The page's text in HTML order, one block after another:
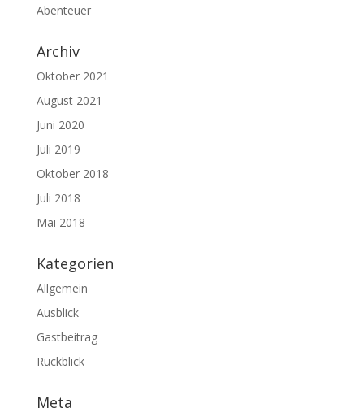
Abenteuer
Archiv
Oktober 2021
August 2021
Juni 2020
Juli 2019
Oktober 2018
Juli 2018
Mai 2018
Kategorien
Allgemein
Ausblick
Gastbeitrag
Rückblick
Meta